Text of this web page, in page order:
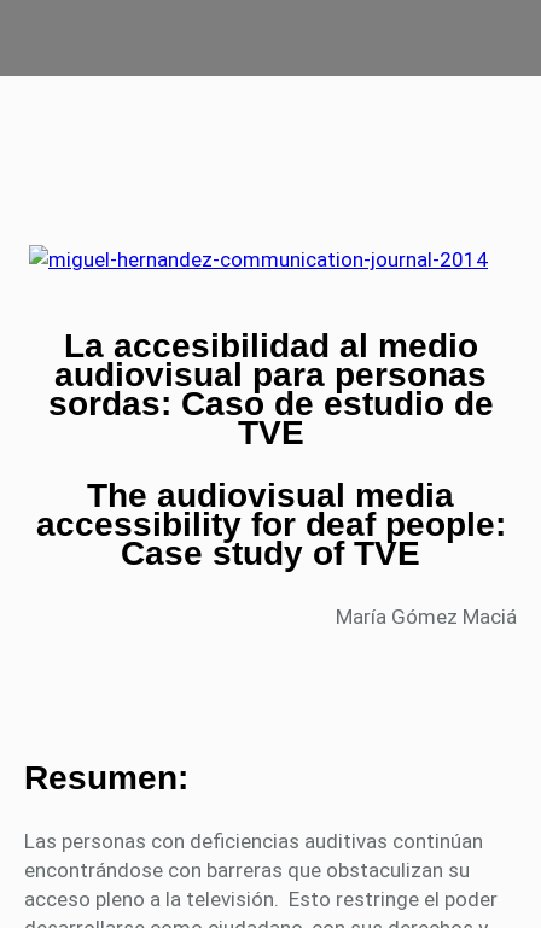
La accesibilidad al medio
audiovisual para personas
sordas: Caso de estudio de
TVE
The audiovisual media
accessibility for deaf people:
Case study of TVE
María Gómez Maciá
Resumen:
Las personas con deficiencias auditivas continúan
encontrándose con barreras que obstaculizan su
acceso pleno a la televisión. Esto restringe el poder